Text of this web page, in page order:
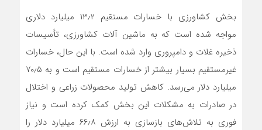
بخش کشاورزی با خسارات مستقیم ۱۳٫۲ میلیارد دلاری
مواجه شده است که به ماشین آلات کشاورزی، تأسیسات
ذخیره غلات و دامپروری وارد شده است. با این حال، خسارات
غیرمستقیم بسیار بیشتر از خسارات مستقیم است و به ۷۰٫۵
میلیارد دلار می‌رسد. کاهش تولید محصولات زراعی و اختلال
در صادرات به مشکلات این بخش کمک کرده است و نیاز
فوری به تلاش‌های بازسازی به ارزش ۶۶٫۸ میلیارد دلار را